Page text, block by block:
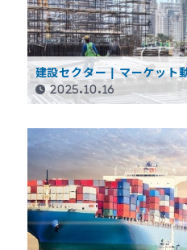
建設セクター | マーケット
第1四半期）
2025.10.16